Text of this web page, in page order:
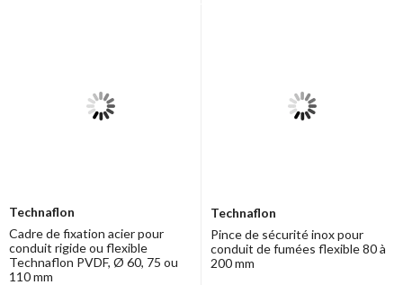
Technaflon
Cadre de fixation acier pour
conduit rigide ou flexible
Technaflon PVDF, Ø 60, 75 ou
110 mm
Technaflon
Pince de sécurité inox pour
conduit de fumées flexible 80 à
200 mm